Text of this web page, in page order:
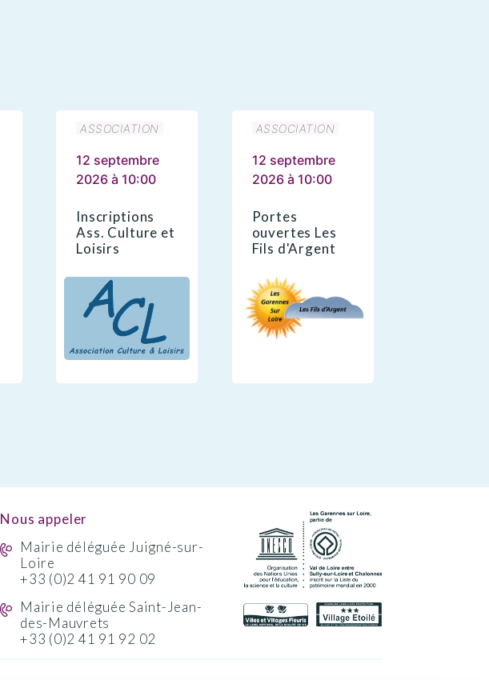
ASSOCIATION
12 septembre
2026 à 10:00
Inscriptions
Ass. Culture et
Loisirs
ASSOCIATION
12 septembre
2026 à 10:00
Portes
ouvertes Les
Fils d'Argent
Nous appeler
Mairie déléguée Juigné-sur-
Loire
+33 (0)2 41 91 90 09
Mairie déléguée Saint-Jean-
des-Mauvrets
+33 (0)2 41 91 92 02